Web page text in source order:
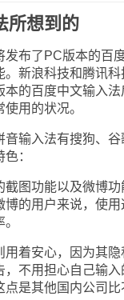
所想到的
布了PC版本的百度
。新浪科技和腾讯
本的百度中文输入
用的状况。
输入法有搜狗、谷
：
功能以及微博功
博的用户来说，使
安心，因为其隐
，不用担心自己输
是其他国内公司比